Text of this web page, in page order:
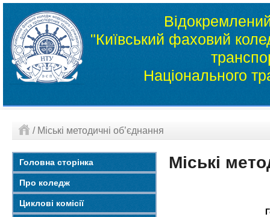
"Київський фаховий
Національного
/ Міські методичні об’єднання
Міські
Головна сторінка
Про коледж
Циклові комісії